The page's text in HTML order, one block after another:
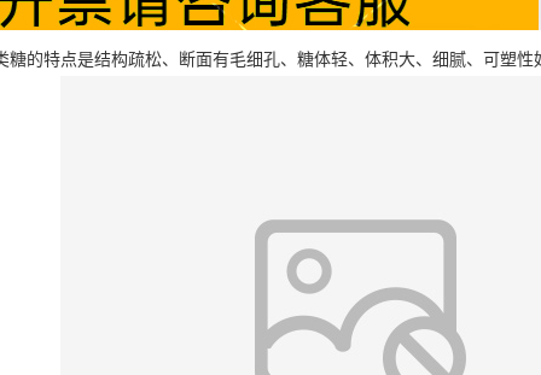
的特点是结构疏松、断面有毛细孔、糖体轻、体积大、细腻、可塑